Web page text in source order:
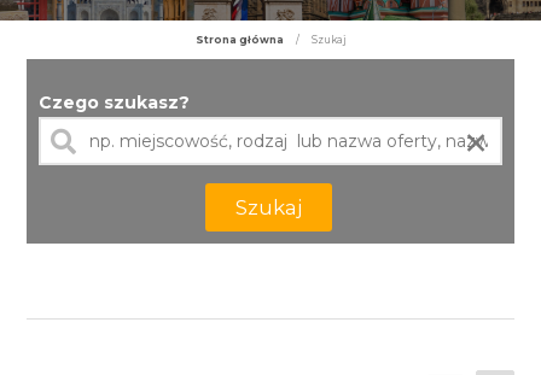
Strona główna / Szukaj
Czego szukasz?
×
Szukaj